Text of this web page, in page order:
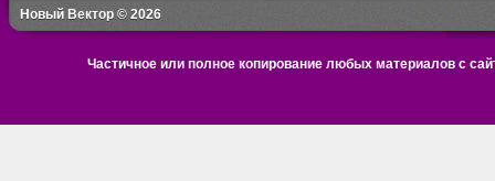
Новый Вектор © 2026
Частичное или полное копирование любых материалов с